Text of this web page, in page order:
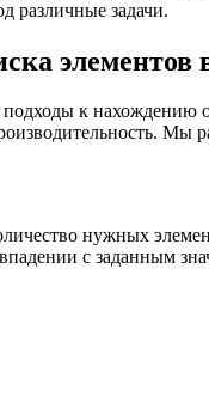
различные задачи.
элементов
к нахождению
Мы
нужных
с заданным